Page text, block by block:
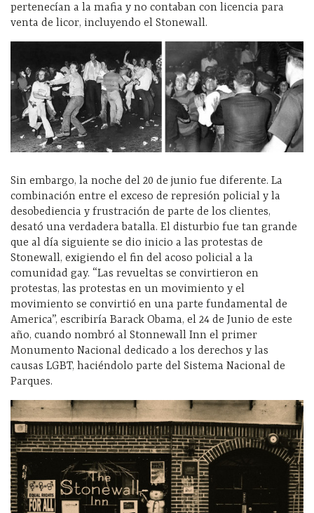
pertenecían a la mafia y no contaban con licencia para
venta de licor, incluyendo el Stonewall.
Sin embargo, la noche del 20 de junio fue diferente. La
combinación entre el exceso de represión policial y la
desobediencia y frustración de parte de los clientes,
desató una verdadera batalla. El disturbio fue tan grande
que al día siguiente se dio inicio a las protestas de
Stonewall, exigiendo el fin del acoso policial a la
comunidad gay. “Las revueltas se convirtieron en
protestas, las protestas en un movimiento y el
movimiento se convirtió en una parte fundamental de
America”, escribiría Barack Obama, el 24 de Junio de este
año, cuando nombró al Stonnewall Inn el primer
Monumento Nacional dedicado a los derechos y las
causas LGBT, haciéndolo parte del Sistema Nacional de
Parques.